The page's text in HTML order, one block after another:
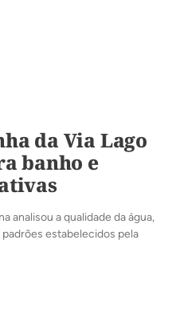
da Via Lago
banho e
analisou a qualidade da água,
estabelecidos pela